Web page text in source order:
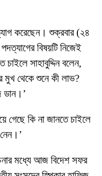
করেছেন। শুক্রবার (২৪
বিষয়টি নিজেই
চাইলে সাহাবুদ্দিন বলেন,
মুখ থেকে শুনে কী লাভ?
গেছে কি না জানতে চাইলে
মধ্যে আজ বিদেশ সফর